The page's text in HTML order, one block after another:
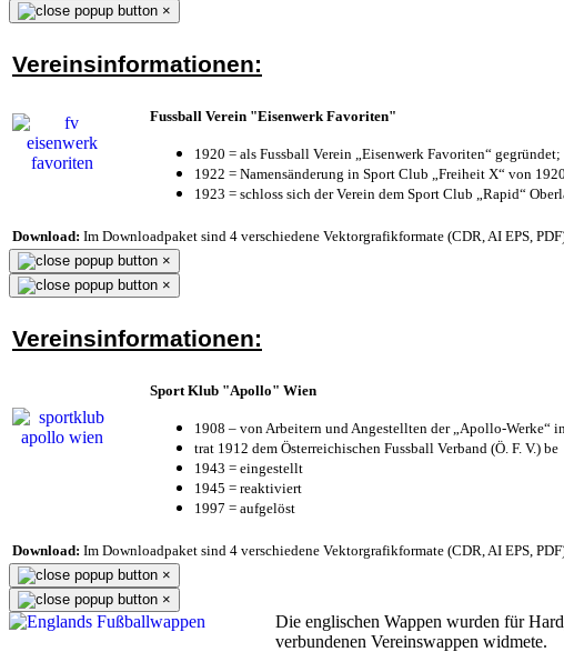
×
Vereinsinformationen:
Fussball Verein "Eisenwerk Favoriten"
1920 = als Fussball Verein „Eisenwerk Favoriten“ gegründet;
1922 = Namensänderung in Sport Club „Freiheit X“ von
1923 = schloss sich der Verein dem Sport Club „Rapid“
Download: Im Downloadpaket sind 4 verschiedene Vektorgrafikformate (CDR, AI EPS,
×
×
Vereinsinformationen:
Sport Klub "Apollo" Wien
1908 – von Arbeitern und Angestellten der „Apollo-Werke“
trat 1912 dem Österreichischen Fussball Verband (Ö. F. V.) be
1943 = eingestellt
1945 = reaktiviert
1997 = aufgelöst
Download: Im Downloadpaket sind 4 verschiedene Vektorgrafikformate (CDR, AI EPS,
×
×
Die englischen Wappen wurden für
verbundenen Vereinswappen widmete.